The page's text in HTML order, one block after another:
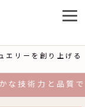
エリーを創り上げる
術力と品質で